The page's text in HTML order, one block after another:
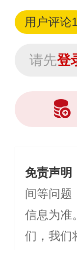
用户评论
请先登
免责声明
间等问题
信息为准
们，我们